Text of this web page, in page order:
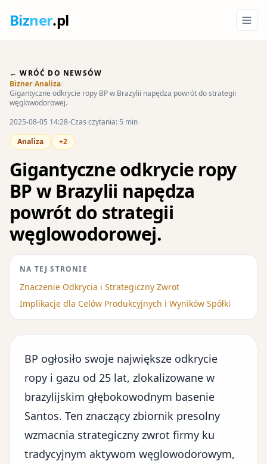
Bizner.pl
← WRÓĆ DO NEWSÓW
Bizner/Analiza/
Gigantyczne odkrycie ropy BP w Brazylii napędza powrót do strategii
węglowodorowej.
2025-08-05 14:28 Czas czytania: 5 min
Analiza
+2
Gigantyczne odkrycie ropy
BP w Brazylii napędza
powrót do strategii
węglowodorowej.
NA TEJ STRONIE
Znaczenie Odkrycia i Strategiczny Zwrot
Implikacje dla Celów Produkcyjnych i Wyników Spółki
BP ogłosiło swoje największe odkrycie
ropy i gazu od 25 lat, zlokalizowane w
brazylijskim głębokowodnym basenie
Santos. Ten znaczący zbiornik presolny
wzmacnia strategiczny zwrot firmy ku
tradycyjnym aktywom węglowodorowym,